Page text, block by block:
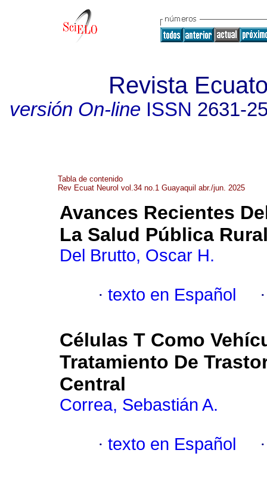
Revista
versión On-lineISSN 2631-
Tabla de contenido
Rev Ecuat Neurol vol.34 no.1 Guayaquil abr./jun. 2025
Avances Recientes
La Salud Pública
Del Brutto, Oscar H.
· texto en Español
Células T Como
Tratamiento De
Central
Correa, Sebastián A.
· texto en Español